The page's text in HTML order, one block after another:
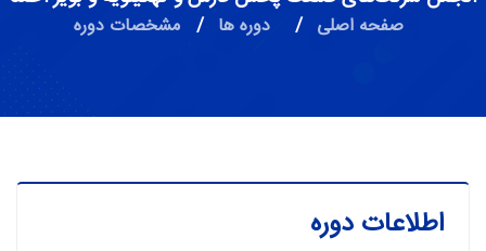
صفحه اصلی / دوره ها / مشخصات دوره
اطلاعات دوره